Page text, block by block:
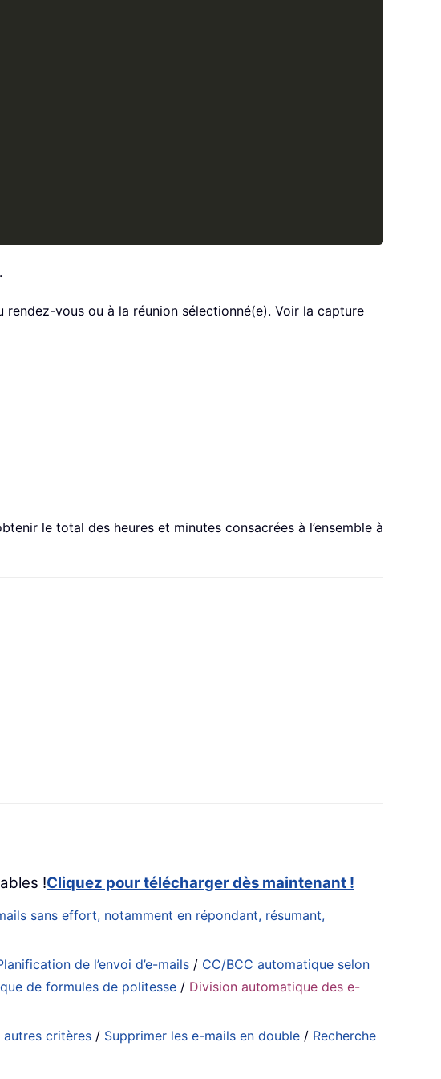
rendez-vous ou à la réunion sélectionné(e). Voir la capture
le total des heures et minutes consacrées à l’ensemble à
!Cliquez pour télécharger dès maintenant !
sans effort, notamment en répondant, résumant,
de l’envoi d’e-mails / CC/BCC automatique selon
de formules de politesse / Division automatique des e-
critères / Supprimer les e-mails en double / Recherche